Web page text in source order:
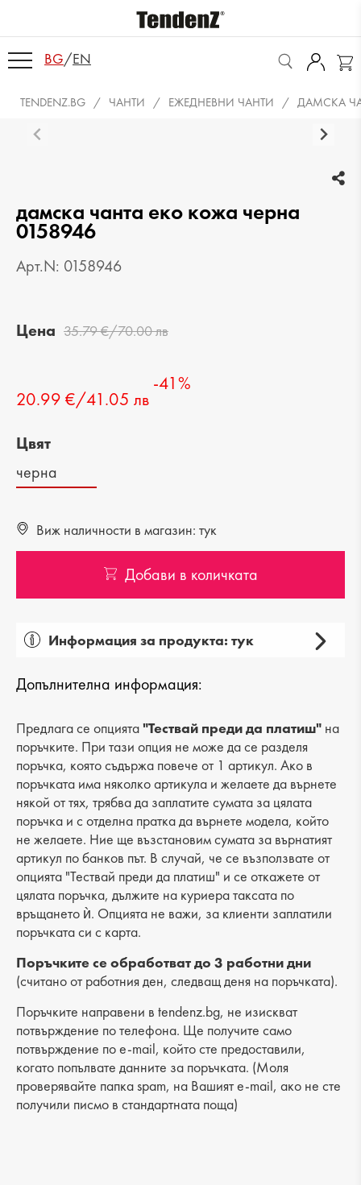
BG/EN
TENDENZ.BG ЧАНТИ ЕЖЕДНЕВНИ ЧАНТИ ДАМСКА
дамска чанта еко кожа черна
0158946
Арт.N: 0158946
Цена 35.79 €/70.00 лв
20.99 €/41.05 лв
-41%
Цвят
черна
Виж наличности в магазин: тук
Добави в количката
Информация за продукта: тук
Категория: чанта
Вид на продукта: ежедневна
Лицев материал: еко кожа
Хастар: текстил
Ширина: 25 cm
Височина: 19 cm
Дъно: 10 cm
Брой отделения: 1
Малък джоб: 1
Външен джоб: 4
Дръжка: дълга
Допълнителна информация:
Предлага се опцията"Тествай преди да платиш" на
поръчките. При тази опция не може да се разделя
поръчка, която съдържа повече от 1 артикул. Ако в
поръчката има няколко артикула и желаете да върнете
някой от тях, трябва да заплатите сумата за цялата
поръчка и с отделна пратка да върнете модела, който
не желаете. Ние ще възстановим сумата за върнатият
артикул по банков път. В случай, че се възползвате от
опцията "Тествай преди да платиш" и се откажете от
цялата поръчка, дължите на куриера таксата по
връщането ѝ. Опцията не важи, за клиенти заплатили
поръчката си с карта.
Поръчките се обработват до 3 работни дни
(считано от работния ден, следващ деня на поръчката).
Поръчките направени в tendenz.bg, не изискват
потвърждение по телефона. Ще получите само
потвърждение по e-mail, който сте предоставили,
когато попълвате данните за поръчката. (Моля
проверявайте папка spam, на Вашият e-mail, ако не сте
получили писмо в стандартната поща)